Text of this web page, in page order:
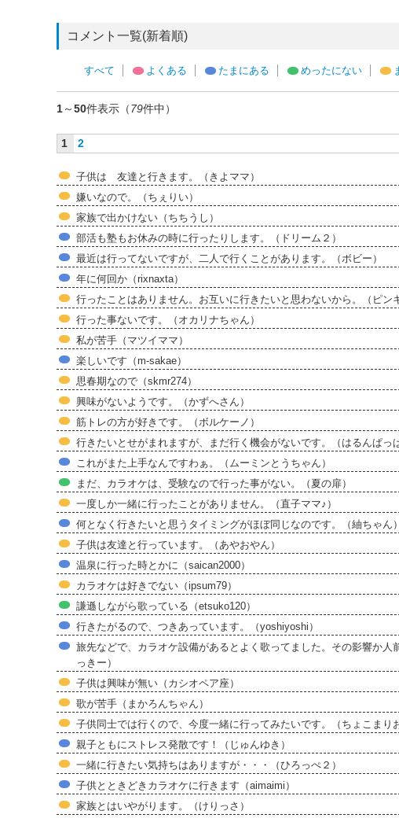
コメント一覧(新着順)
すべて よくある たまにある めったにない
1～50件表示（79件中）
1 2
子供は 友達と行きます。（きよママ）
嫌いなので。（ちぇりい）
家族で出かけない（ちちうし）
部活も塾もお休みの時に行ったりします。（ドリーム２）
最近は行ってないですが、二人で行くことがあります。（ボビー）
年に何回か（rixnaxta）
行ったことはありません。お互いに行きたいと思わないから。（ピン
行った事ないです。（オカリナちゃん）
私が苦手（マツイママ）
楽しいです（m-sakae）
思春期なので（skmr274）
興味がないようです。（かずへさん）
筋トレの方が好きです。（ボルケーノ）
行きたいとせがまれますが、まだ行く機会がないです。（はるんぱっ
これがまた上手なんですわぁ。（ムーミンとうちゃん）
まだ、カラオケは、受験なので行った事がない。（夏の扉）
一度しか一緒に行ったことがありません。（直子ママ♪）
何となく行きたいと思うタイミングがほぼ同じなのです。（紬ちゃん）
子供は友達と行っています。（あやおやん）
温泉に行った時とかに（saican2000）
カラオケは好きでない（ipsum79）
謙遜しながら歌っている（etsuko120）
行きたがるので、つきあっています。（yoshiyoshi）
旅先などで、カラオケ設備があるとよく歌ってました。その影響か
っきー）
子供は興味が無い（カシオペア座）
歌が苦手（まかろんちゃん）
子供同士では行くので、今度一緒に行ってみたいです。（ちょこまり
親子ともにストレス発散です！（じゅんゆき）
一緒に行きたい気持ちはありますが・・・（ひろっぺ２）
子供とときどきカラオケに行きます（aimaimi）
家族とはいやがります。（けりっさ）